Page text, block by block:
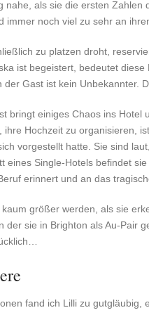
nahe, als sie die ersten
immer noch viel zu sehr an
zu platzen droht,
ist begeistert, bedeutet
der Gast ist kein Unbekannter.
bringt einiges Chaos ins
ihre Hochzeit zu organisieren,
vorgestellt hatte. Sie sind
eines Single-Hotels befindet
erinnert und an das
größer werden, als sie
der sie in Brighton als Au-Pair
fand ich Lilli zu